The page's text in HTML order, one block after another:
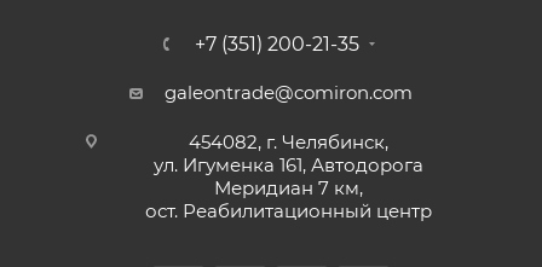
+7 (351) 200-21-35
galeontrade@comiron.com
454082, г. Челябинск,
ул. Игуменка 161, Автодорога
Меридиан 7 км,
ост. Реабилитационный центр